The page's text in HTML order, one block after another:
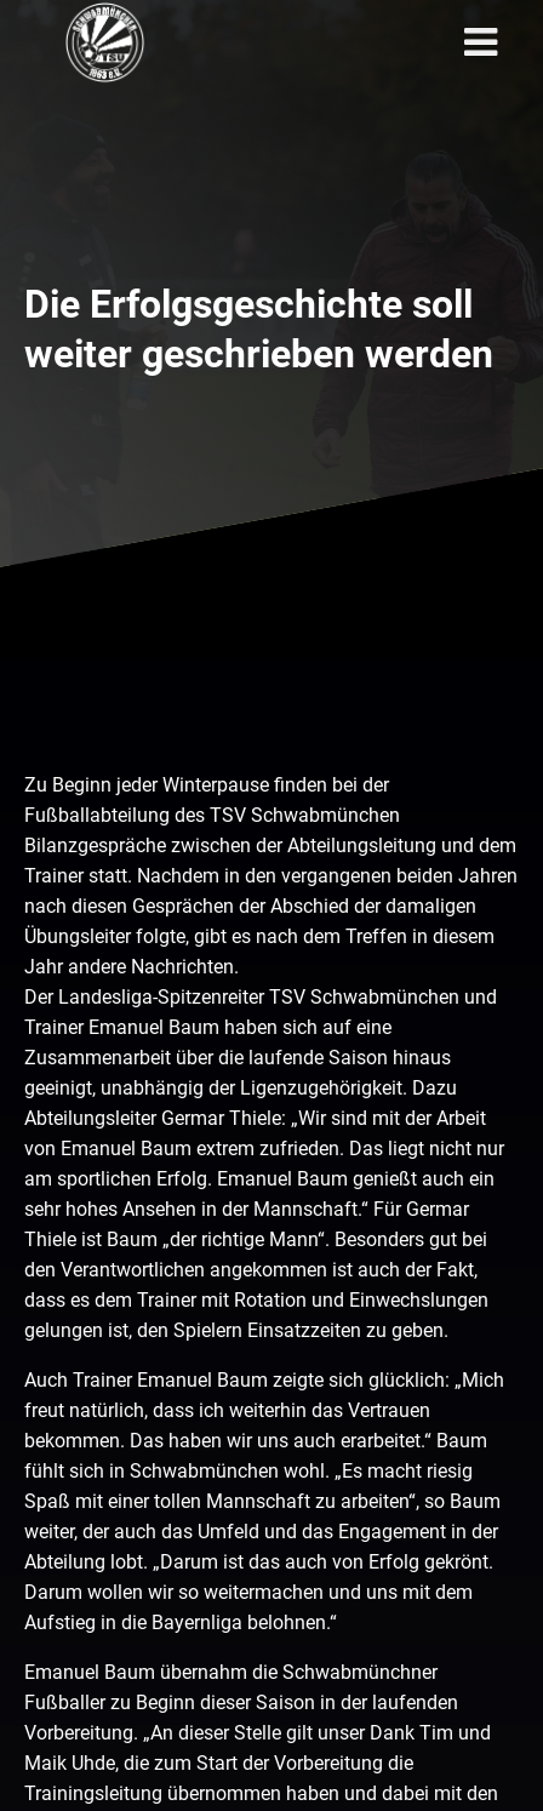
Die Erfolgsgeschichte soll
weiter geschrieben werden
Zu Beginn jeder Winterpause finden bei der
Fußballabteilung des TSV Schwabmünchen
Bilanzgespräche zwischen der Abteilungsleitung und dem
Trainer statt. Nachdem in den vergangenen beiden Jahren
nach diesen Gesprächen der Abschied der damaligen
Übungsleiter folgte, gibt es nach dem Treffen in diesem
Jahr andere Nachrichten.
Der Landesliga-Spitzenreiter TSV Schwabmünchen und
Trainer Emanuel Baum haben sich auf eine
Zusammenarbeit über die laufende Saison hinaus
geeinigt, unabhängig der Ligenzugehörigkeit. Dazu
Abteilungsleiter Germar Thiele: „Wir sind mit der Arbeit
von Emanuel Baum extrem zufrieden. Das liegt nicht nur
am sportlichen Erfolg. Emanuel Baum genießt auch ein
sehr hohes Ansehen in der Mannschaft.“ Für Germar
Thiele ist Baum „der richtige Mann“. Besonders gut bei
den Verantwortlichen angekommen ist auch der Fakt,
dass es dem Trainer mit Rotation und Einwechslungen
gelungen ist, den Spielern Einsatzzeiten zu geben.
Auch Trainer Emanuel Baum zeigte sich glücklich: „Mich
freut natürlich, dass ich weiterhin das Vertrauen
bekommen. Das haben wir uns auch erarbeitet.“ Baum
fühlt sich in Schwabmünchen wohl. „Es macht riesig
Spaß mit einer tollen Mannschaft zu arbeiten“, so Baum
weiter, der auch das Umfeld und das Engagement in der
Abteilung lobt. „Darum ist das auch von Erfolg gekrönt.
Darum wollen wir so weitermachen und uns mit dem
Aufstieg in die Bayernliga belohnen.“
Emanuel Baum übernahm die Schwabmünchner
Fußballer zu Beginn dieser Saison in der laufenden
Vorbereitung. „An dieser Stelle gilt unser Dank Tim und
Maik Uhde, die zum Start der Vorbereitung die
Trainingsleitung übernommen haben und dabei mit den